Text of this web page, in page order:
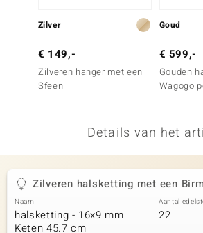
Zilver
€ 149,-
Zilveren hanger met een
Sfeen
Goud
€ 599,-
Gouden
Wagogo
Details van het
Zilveren halsketting met een
Naam
halsketting - 16x9 mm
Keten 45.7 cm
Aantal
22